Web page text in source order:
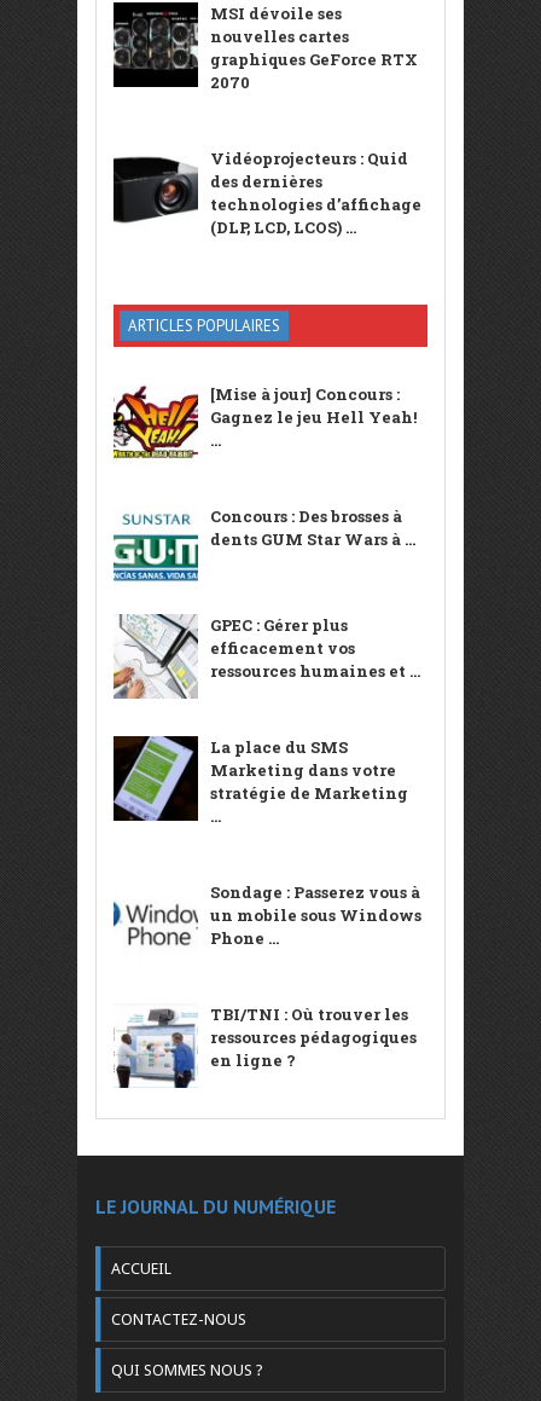
MSI dévoile ses
nouvelles cartes
graphiques GeForce RTX
2070
Vidéoprojecteurs : Quid
des dernières
technologies d’affichage
(DLP, LCD, LCOS) ...
ARTICLES POPULAIRES
[Mise à jour] Concours :
Gagnez le jeu Hell Yeah!
...
Concours : Des brosses à
dents GUM Star Wars à ...
GPEC : Gérer plus
efficacement vos
ressources humaines et ...
La place du SMS
Marketing dans votre
stratégie de Marketing
...
Sondage : Passerez vous à
un mobile sous Windows
Phone ...
TBI/TNI : Où trouver les
ressources pédagogiques
en ligne ?
LE JOURNAL DU NUMÉRIQUE
ACCUEIL
CONTACTEZ-NOUS
QUI SOMMES NOUS ?